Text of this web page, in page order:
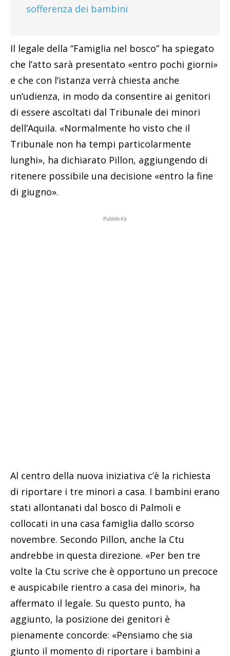
sofferenza dei bambini
Il legale della “Famiglia nel bosco” ha spiegato
che l’atto sarà presentato «entro pochi giorni»
e che con l’istanza verrà chiesta anche
un’udienza, in modo da consentire ai genitori
di essere ascoltati dal Tribunale dei minori
dell’Aquila. «Normalmente ho visto che il
Tribunale non ha tempi particolarmente
lunghi», ha dichiarato Pillon, aggiungendo di
ritenere possibile una decisione «entro la fine
di giugno».
Pubblicità
Al centro della nuova iniziativa c’è la richiesta
di riportare i tre minori a casa. I bambini erano
stati allontanati dal bosco di Palmoli e
collocati in una casa famiglia dallo scorso
novembre. Secondo Pillon, anche la Ctu
andrebbe in questa direzione. «Per ben tre
volte la Ctu scrive che è opportuno un precoce
e auspicabile rientro a casa dei minori», ha
affermato il legale. Su questo punto, ha
aggiunto, la posizione dei genitori è
pienamente concorde: «Pensiamo che sia
giunto il momento di riportare i bambini a